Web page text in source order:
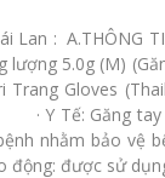
Lan : A.THÔNG
5.0g (M)
Gloves
Y Tế: Găng tay
nhằm bảo vệ
động: được sử